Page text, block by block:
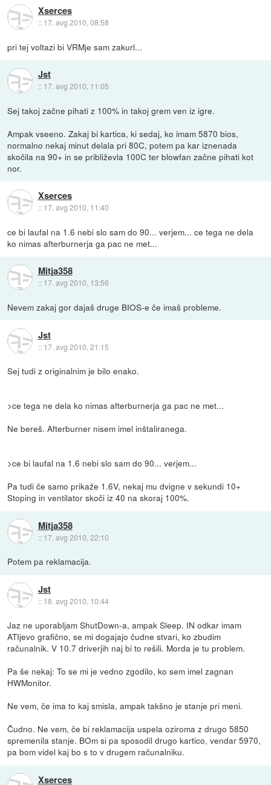
Xserces
:: 17. avg 2010, 08:58
pri tej voltazi bi VRMje sam zakurl...
Jst
:: 17. avg 2010, 11:05
Sej takoj začne pihati z 100% in takoj grem ven iz igre.
Ampak vseeno. Zakaj bi kartica, ki sedaj, ko imam 5870 bios,
normalno nekaj minut delala pri 80C, potem pa kar iznenada
skočila na 90+ in se približevla 100C ter blowfan začne pihati kot
nor.
Xserces
:: 17. avg 2010, 11:40
ce bi laufal na 1.6 nebi slo sam do 90... verjem... ce tega ne dela
ko nimas afterburnerja ga pac ne met...
Mitja358
:: 17. avg 2010, 13:56
Nevem zakaj gor dajaš druge BIOS-e če imaš probleme.
Jst
:: 17. avg 2010, 21:15
Sej tudi z originalnim je bilo enako.
>ce tega ne dela ko nimas afterburnerja ga pac ne met...
Ne bereš. Afterburner nisem imel inštaliranega.
>ce bi laufal na 1.6 nebi slo sam do 90... verjem...
Pa tudi če samo prikaže 1.6V, nekaj mu dvigne v sekundi 10+
Stoping in ventilator skoči iz 40 na skoraj 100%.
Mitja358
:: 17. avg 2010, 22:10
Potem pa reklamacija.
Jst
:: 18. avg 2010, 10:44
Jaz ne uporabljam ShutDown-a, ampak Sleep. IN odkar imam
ATIjevo grafično, se mi dogajajo čudne stvari, ko zbudim
računalnik. V 10.7 driverjih naj bi to rešili. Morda je tu problem.
Pa še nekaj: To se mi je vedno zgodilo, ko sem imel zagnan
HWMonitor.
Ne vem, če ima to kaj smisla, ampak takšno je stanje pri meni.
Čudno. Ne vem, če bi reklamacija uspela oziroma z drugo 5850
spremenila stanje. BOm si pa sposodil drugo kartico, vendar 5970,
pa bom videl kaj bo s to v drugem računalniku.
Xserces